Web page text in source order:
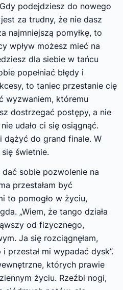
podejdziesz do nowego
za trudny, że nie dasz
najmniejszą pomyłkę, to
wpływ możesz mieć na
dla siebie w tańcu
popełniać błędy i
to taniec przestanie cię
wyzwaniem, któremu
dostrzegać postępy, a nie
udało ci się osiągnąć.
dążyć do grand finale. W
świetnie.
dać sobie pozwolenie na
przestałam być
to pomogło w życiu,
„Wiem, że tango działa
od fizycznego,
Ja się rozciągnęłam,
przestał mi wypadać dysk”.
których prawie
życiu. Rzeźbi nogi,